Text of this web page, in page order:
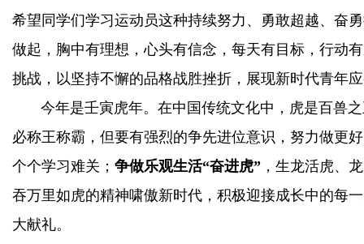
希望同学们学习运动员这种持续努力、勇敢超越、奋
做起，胸中有理想，心头有信念，每天有目标，行动
挑战，以坚持不懈的品格战胜挫折，展现新时代青年
今年是壬寅虎年。在中国传统文化中，虎是百兽之
必称王称霸，但要有强烈的争先进位意识，努力做更
个个学习难关； 争做乐观生活“奋进虎” ，生龙活虎、
吞万里如虎的精神啸傲新时代，积极迎接成长中的每
大献礼。